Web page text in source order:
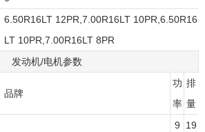
6.50R16LT 12PR,7.00R16LT 10PR,6.50R16
LT 10PR,7.00R16LT 8PR
发动机/电机参数
品牌
功
率
排
量
9
19